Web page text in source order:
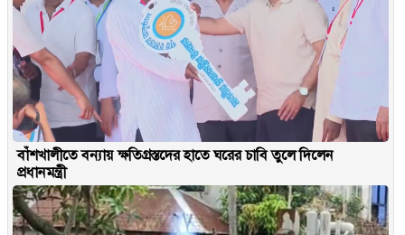
বাঁশখালীতে বন্যায় ক্ষতিগ্রস্তদের হাতে ঘরের চাবি তুলে দিলেন
প্রধানমন্ত্রী